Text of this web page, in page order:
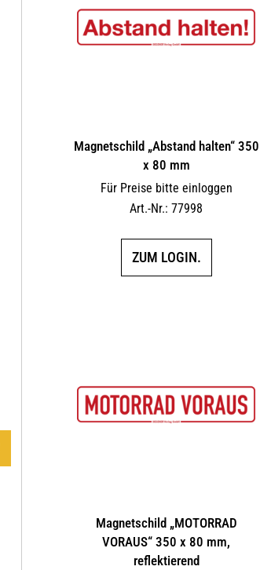
Magnetschild „Abstand halten“ 350
x 80 mm
Für Preise bitte einloggen
Art.-Nr.: 77998
ZUM LOGIN.
Magnetschild „MOTORRAD
VORAUS“ 350 x 80 mm,
reflektierend